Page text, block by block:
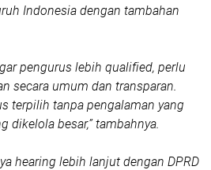
Indonesia dengan tambahan
pengurus lebih qualified, perlu
secara umum dan transparan.
terpilih tanpa pengalaman yang
dikelola besar,” tambahnya.
hearing lebih lanjut dengan DPRD